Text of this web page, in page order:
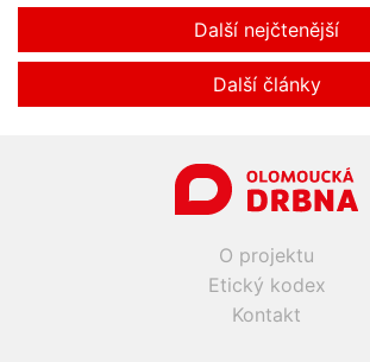
Další nejčtenější
Další články
O projektu
Etický kodex
Kontakt